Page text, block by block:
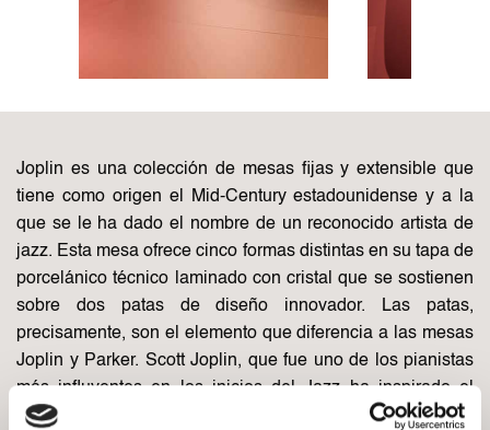
Joplin es una colección de mesas fijas y extensible que
tiene como origen el Mid-Century estadounidense y a la
que se le ha dado el nombre de un reconocido artista de
jazz.‎ Esta mesa ofrece cinco formas distintas en su tapa de
porcelánico técnico laminado con cristal que se sostienen
sobre dos patas de diseño innovador.‎ Las patas,
precisamente, son el elemento que diferencia a las mesas
Joplin y Parker. Scott Joplin, que fue uno de los pianistas
más influyentes en los inicios del Jazz ha inspirado el
diseño de una pata que por sus formas puede recordar a